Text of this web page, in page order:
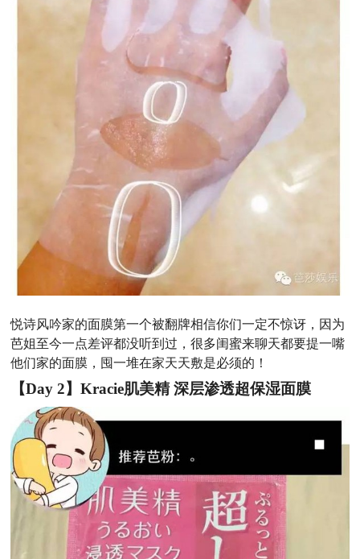
悦诗风吟家的面膜第一个被翻牌相信你们一定不惊讶，因为
芭姐至今一点差评都没听到过，很多闺蜜来聊天都要提一嘴
他们家的面膜，囤一堆在家天天敷是必须的！
【Day2】Kracie肌美精 深层渗透超保湿面膜